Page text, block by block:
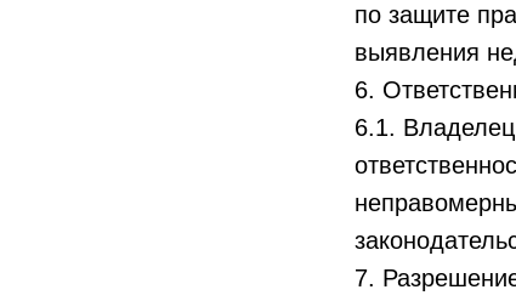
по защите
выявления
6.
6.1.
7.